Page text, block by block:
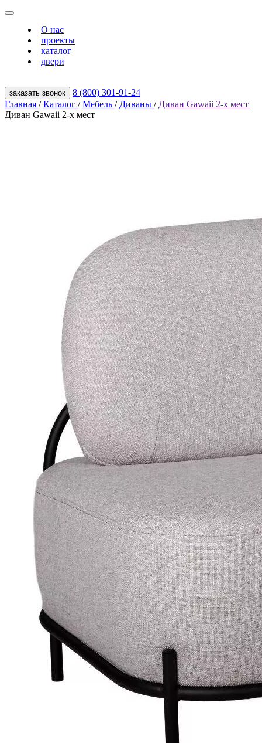
О нас
проекты
каталог
двери
заказать звонок
8 (800) 301‑91‑24
Главная / Каталог / Мебель / Диваны / Диван Gawaii 2-х мест
Диван Gawaii 2-х мест